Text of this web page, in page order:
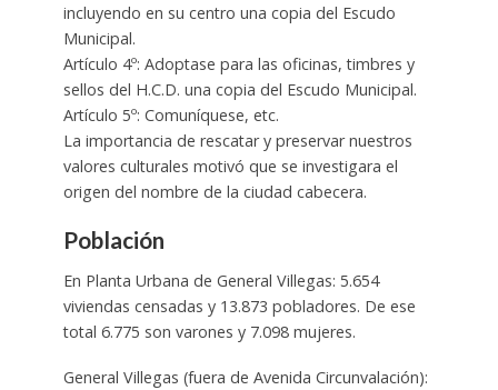
incluyendo en su centro una copia del Escudo
Municipal.
Artículo 4º: Adoptase para las oficinas, timbres y
sellos del H.C.D. una copia del Escudo Municipal.
Artículo 5º: Comuníquese, etc.
La importancia de rescatar y preservar nuestros
valores culturales motivó que se investigara el
origen del nombre de la ciudad cabecera.
Población
En Planta Urbana de General Villegas: 5.654
viviendas censadas y 13.873 pobladores. De ese
total 6.775 son varones y 7.098 mujeres.
General Villegas (fuera de Avenida Circunvalación):